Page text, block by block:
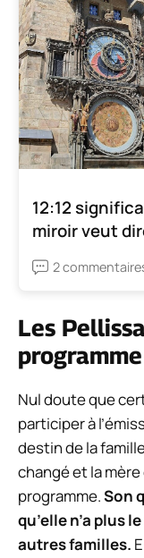
12:12
miroir veut
2
Les
programme
Nul doute que
participer à
destin de la
changé et la
programme.Son
qu’elle n’a plus
autres familles.